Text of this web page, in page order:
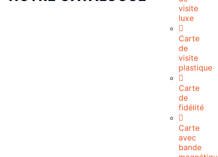
visite
luxe
Carte
de
visite
plastique
Carte
de
fidélité
Carte
avec
bande